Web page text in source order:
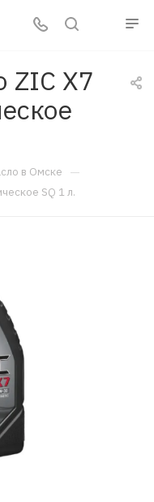
ZIC X7
в Омске —
SQ 1 л.